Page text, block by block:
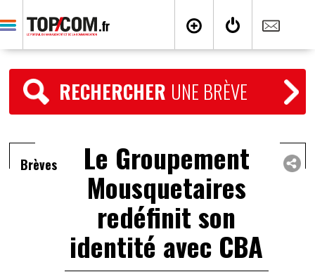
RECHERCHER UNE BRÈVE
Brèves Le Groupement
Mousquetaires
redéfinit son
identité avec CBA